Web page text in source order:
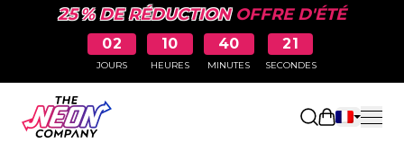
25 % DE RÉDUCTIONOFFRE D'ÉTÉ
02
JOURS
10
HEURES
40
MINUTES
21
SECONDES
Ouvrir le
PAGE NON TROUVÉE